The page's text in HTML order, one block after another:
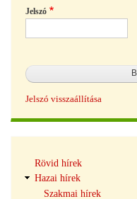
Jelszó
Jelszó visszaállítása
navigáció
Rövid hírek
Hazai hírek
Szakmai hírek